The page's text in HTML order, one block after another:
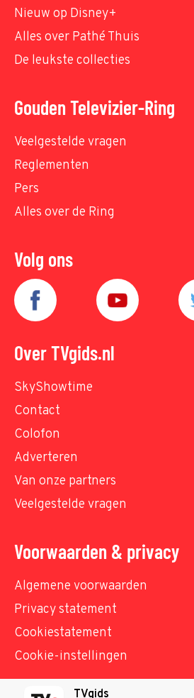
Nieuw op Disney+
Alles over Pathé Thuis
De leukste collecties
Gouden Televizier-Ring
Veelgestelde vragen
Reglementen
Pers
Alles over de Ring
Volg ons
Over TVgids.nl
SkyShowtime
Contact
Colofon
Adverteren
Van onze partners
Veelgestelde vragen
Voorwaarden & privacy
Algemene voorwaarden
Privacy statement
Cookiestatement
Cookie-instellingen
TVgids